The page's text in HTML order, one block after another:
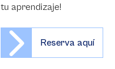
tu aprendizaje!
Reserva aquí